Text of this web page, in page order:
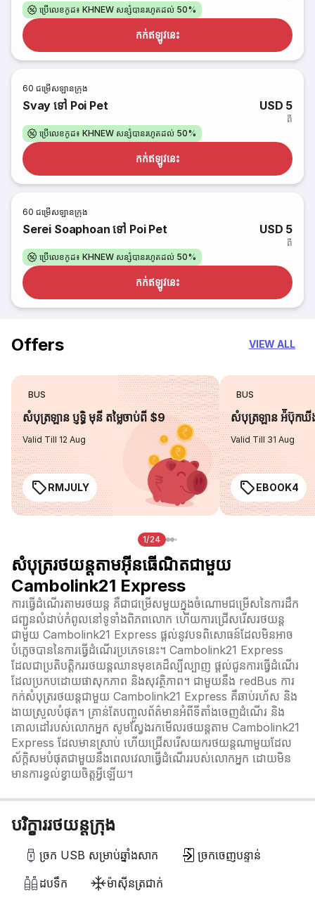
ប្រើលេខកូដ៖ KHNEW សន្សំបានរហូតដល់ 50%
កក់​ឥឡូវនេះ
60 ជម្រើសឡានក្រុង
Svay ទៅ Poi Pet USD 5
ពី
ប្រើលេខកូដ៖ KHNEW សន្សំបានរហូតដល់ 50%
កក់​ឥឡូវនេះ
60 ជម្រើសឡានក្រុង
Serei Soaphoan ទៅ Poi Pet USD 5
ពី
ប្រើលេខកូដ៖ KHNEW សន្សំបានរហូតដល់ 50%
កក់​ឥឡូវនេះ
Offers VIEW ALL
BUS
សំបុត្រឡាន ប្ញទ្ធិ មុនី តម្លៃចាប់ពី $9
Valid Till 12 Aug
RMJULY
BUS
សំបុត្រឡាន អ៉ីប៊ុកឃី
Valid Till 31 Aug
EBOOK4
1/24
សំបុត្ររថយន្តតាមអ៊ីនធើណិតជាមួយ
Cambolink21 Express
ការធ្វើដំណើរតាមរថយន្ត គឺជាជម្រើសមួយក្នុងចំណោមជម្រើសនៃការដឹក
ជញ្ជូនលំដាប់កំពូលនៅទូទាំងពិភពលោក ហើយការជ្រើសរើសរថយន្ត
ជាមួយ Cambolink21 Express ផ្តល់នូវបទពិសោធន៍ដែលមិនអាច
បំភ្លេចបាននៃការធ្វើដំណើរប្រភេទនេះ។ Cambolink21 Express
ដែលជាប្រតិបត្តិកររថយន្តឈានមុខគេដ៏ល្បីល្បាញ ផ្តល់ជូនការធ្វើដំណើរ
ដែលប្រកបដោយផាសុកភាព និងសុវត្ថិភាព។ ជាមួយនឹង redBus ការ
កក់សំបុត្ររថយន្តជាមួយ Cambolink21 Express គឺឆាប់រហ័ស និង
ងាយស្រួលបំផុត។ គ្រាន់តែបញ្ចូលព័ត៌មានអំពីទីតាំងចេញដំណើរ និង
គោលដៅរបស់លោកអ្នក សូមស្វែងរកមើលរថយន្តតាម Cambolink21
Express ដែលមានស្រាប់ ហើយជ្រើសរើសយករថយន្តណាមួយដែល
ស័ក្តិសមបំផុតជាមួយនឹងពេលវេលាធ្វើដំណើររបស់លោកអ្នក ដោយមិន
មានការខ្វល់​ខ្វាយចិត្តអ្វីឡើយ។
បរិក្ខាររថយន្តក្រុង
ច្រក USB សម្រាប់ឆ្នាំងសាក
ច្រកចេញបន្ទាន់
ដបទឹក
ម៉ាស៊ីនត្រជាក់